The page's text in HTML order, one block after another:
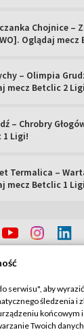
Chojnice –
Oglądaj mecz
– Olimpia
mecz Betclic 2 Ligi
– Chrobry
1 Ligi!
Termalica –
mecz Betclic 1
Sklep TVP
Reklamy
prywatności
Moje zgody
serwisu", aby
śledzenia i
końcowym i
Twoich